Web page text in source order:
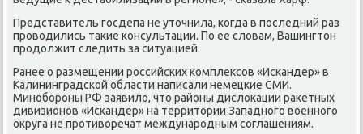
Представитель госдепа не уточнила, когда в последний раз
проводились такие консультации. По ее словам, Вашингтон
продолжит следить за ситуацией.
Ранее о размещении российских комплексов «Искандер» в
Калининградской области написали немецкие СМИ.
Минобороны РФ заявило, что районы дислокации ракетных
дивизионов «Искандер» на территории Западного военного
округа не противоречат международным соглашениям.